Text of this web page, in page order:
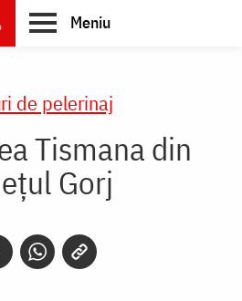
Meniu
de pelerinaj
Tismana din
Gorj